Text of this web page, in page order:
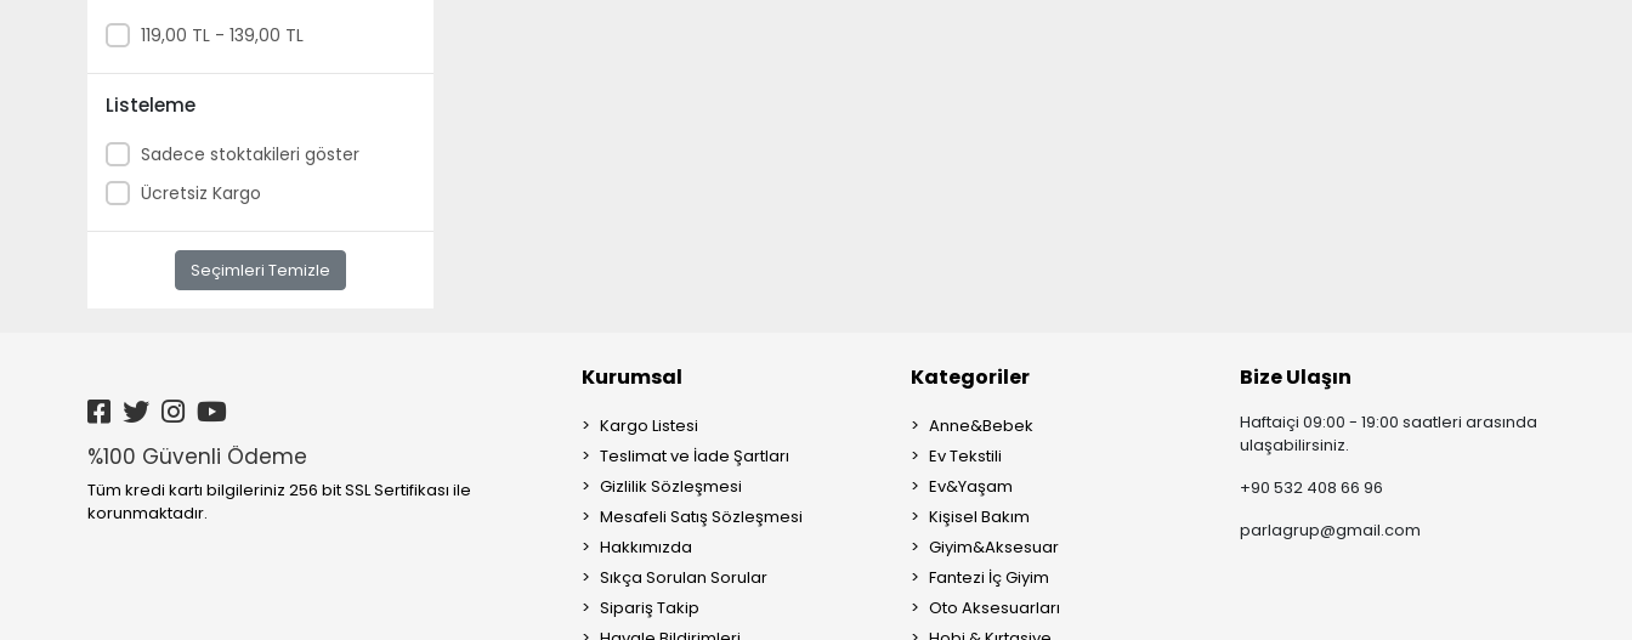
119,00 TL - 139,00 TL
Listeleme
Sadece stoktakileri göster
Ücretsiz Kargo
Seçimleri Temizle
%100 Güvenli Ödeme
Tüm kredi kartı bilgileriniz 256 bit SSL Sertifikası ile
korunmaktadır.
Kurumsal
Kargo Listesi
Teslimat ve İade Şartları
Gizlilik Sözleşmesi
Mesafeli Satış Sözleşmesi
Hakkımızda
Sıkça Sorulan Sorular
Sipariş Takip
Kategoriler
Anne&Bebek
Ev Tekstili
Ev&Yaşam
Kişisel Bakım
Giyim&Aksesuar
Fantezi İç Giyim
Oto Aksesuarları
Bize Ulaşın
Haftaiçi 09:00 - 19:00 saatleri arasında
ulaşabilirsiniz.
+90 532 408 66 96
parlagrup@gmail.com